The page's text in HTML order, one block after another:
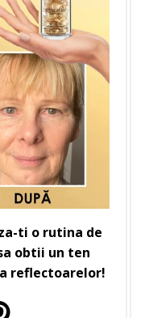
ti o rutina de
obtii un ten
reflectoarelor!